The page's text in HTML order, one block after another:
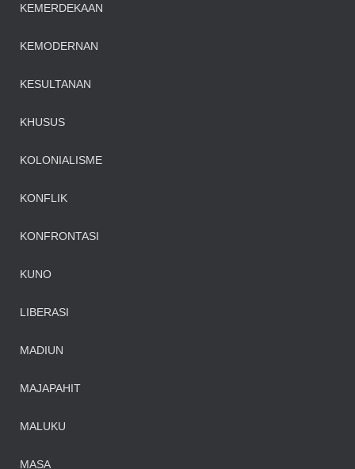
KEMERDEKAAN
KEMODERNAN
KESULTANAN
KHUSUS
KOLONIALISME
KONFLIK
KONFRONTASI
KUNO
LIBERASI
MADIUN
MAJAPAHIT
MALUKU
MASA